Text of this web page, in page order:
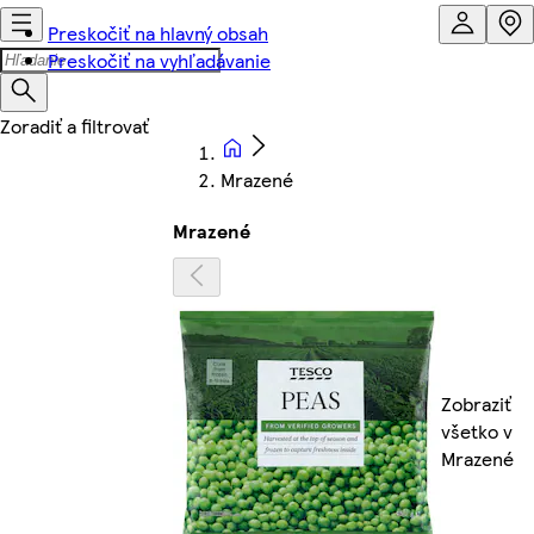
Preskočiť na hlavný obsah
Preskočiť na vyhľadávanie
Mrazené
Mrazené
Zobraziť
všetko v
Mrazené